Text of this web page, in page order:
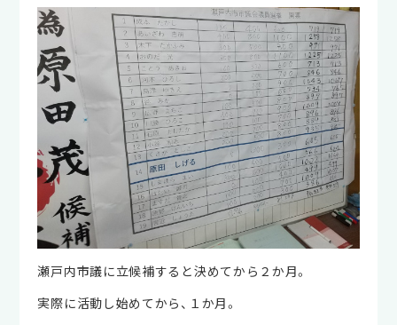
瀬戸内市議に立候補すると決めてから２か月。
実際に活動し始めてから、１か月。